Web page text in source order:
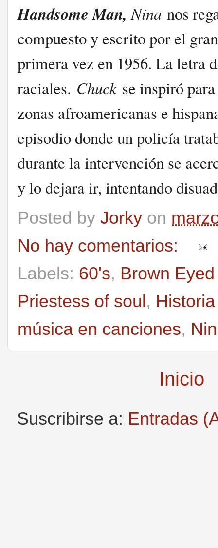
Handsome Man,Nina nos
compuesto y escrito por el
primera vez en 1956. La letra
raciales. Chuck se inspiró
zonas afroamericanas e
episodio donde un policía
durante la intervención se
y lo dejara ir, intentando
Posted by Jorky on
No hay comentarios:
Labels: 60's, Brown
Priestess of soul,
música en canciones,
Inicio
Suscribirse a: Entradas